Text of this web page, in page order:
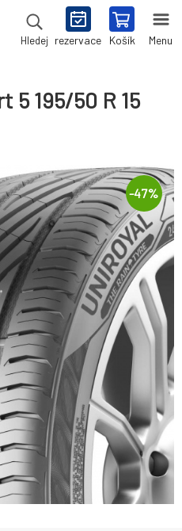
Hledej rezervace Košík Menu
5 195/50 R 15
-47%